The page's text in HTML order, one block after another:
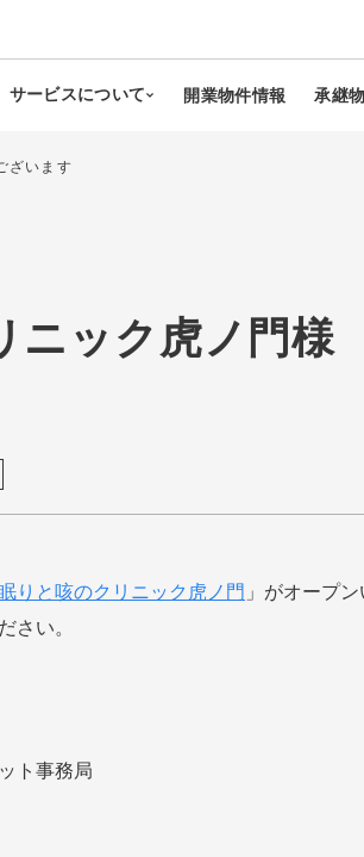
サービスについて
サポート担当について
開業物件情報 承継
開業に必要な
ざいます
ニック虎ノ門
りと咳のクリニック虎ノ門 」がオープン
さい。
ト事務局